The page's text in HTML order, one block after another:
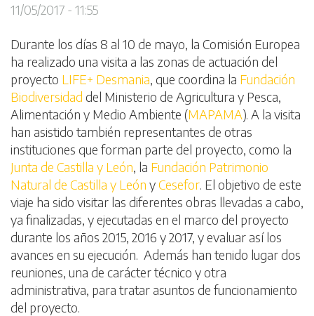
11/05/2017 - 11:55
Durante los días 8 al 10 de mayo, la Comisión Europea
ha realizado una visita a las zonas de actuación del
proyecto LIFE+ Desmania , que coordina la Fundación
Biodiversidad del Ministerio de Agricultura y Pesca,
Alimentación y Medio Ambiente (MAPAMA). A la visita
han asistido también representantes de otras
instituciones que forman parte del proyecto, como la
Junta de Castilla y León , la Fundación Patrimonio
Natural de Castilla y León yCesefor . El objetivo de este
viaje ha sido visitar las diferentes obras llevadas a cabo,
ya finalizadas, y ejecutadas en el marco del proyecto
durante los años 2015, 2016 y 2017, y evaluar así los
avances en su ejecución. Además han tenido lugar dos
reuniones, una de carácter técnico y otra
administrativa, para tratar asuntos de funcionamiento
del proyecto.